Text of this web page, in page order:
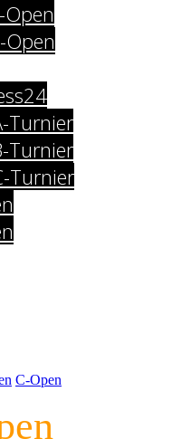
Open
Open
Turnier
Turnier
Turnier
C-Open